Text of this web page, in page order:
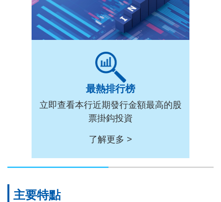
最熱排行榜
立即查看本行近期發行金額最高的股
票掛鈎投資
了解更多 >
主要特點